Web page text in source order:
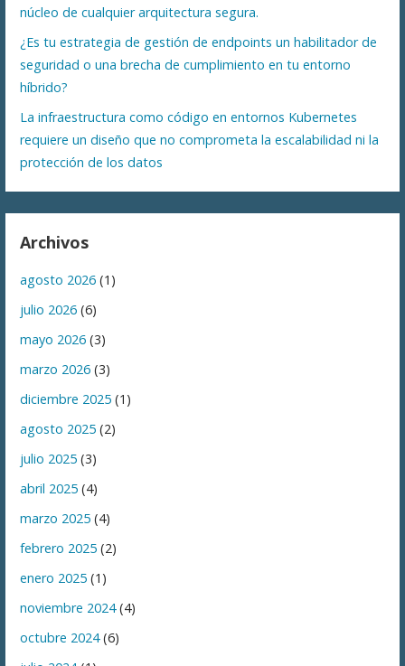
núcleo de cualquier arquitectura segura.
¿Es tu estrategia de gestión de endpoints un habilitador de
seguridad o una brecha de cumplimiento en tu entorno
híbrido?
La infraestructura como código en entornos Kubernetes
requiere un diseño que no comprometa la escalabilidad ni la
protección de los datos
Archivos
agosto 2026 (1)
julio 2026 (6)
mayo 2026 (3)
marzo 2026 (3)
diciembre 2025 (1)
agosto 2025 (2)
julio 2025 (3)
abril 2025 (4)
marzo 2025 (4)
febrero 2025 (2)
enero 2025 (1)
noviembre 2024(4)
octubre 2024(6)